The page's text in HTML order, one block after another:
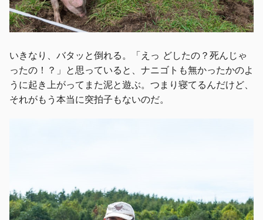
いきなり、バタッと倒れる。「えっ どしたの？死んじゃ
ったの！？」と思っていると、ナニゴトも無かったかのよ
うに起き上がってまた泥と遊ぶ。つまり寝てるんだけど、
それがもう本当に突拍子もないのだ。